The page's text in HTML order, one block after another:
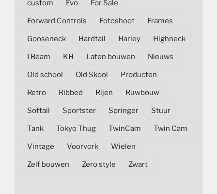
custom Evo For Sale
Forward Controls Fotoshoot Frames
Gooseneck Hardtail Harley Highneck
I Beam KH Laten bouwen Nieuws
Old school Old Skool Producten
Retro Ribbed Rijen Ruwbouw
Softail Sportster Springer Stuur
Tank Tokyo Thug TwinCam Twin Cam
Vintage Voorvork Wielen
Zelf bouwen Zero style Zwart